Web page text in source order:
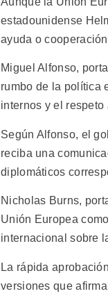
estadounidense
ayuda o
Miguel Alfonso,
rumbo de la política
internos y el
Según Alfonso, el
reciba una
diplomáticos
Nicholas Burns,
Unión Europea
internacional sobre
La rápida
versiones que